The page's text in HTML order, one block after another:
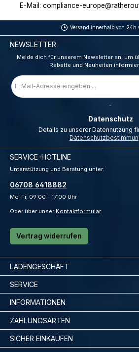
E-Mail: compliance-
Versand innerhalb von 24h
NEWSLETTER
Melde dich für unserem Newsletter an, um
Rabatte und Neuheiten
E-
Mail-
Adresse
Datenschutz
SERVICE-HOTLINE
Unterstützung und Beratung unter:
06708 6418882
Mo-Fr, 09:00 - 17:00 Uhr
Oder über unser Kontaktformular.
Vertrag widerrufen
LADENGESCHÄFT
SERVICE
INFORMATIONEN
ZAHLUNGSARTEN
SICHER EINKAUFEN